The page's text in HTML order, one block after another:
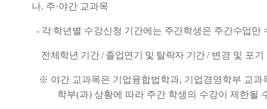
나. 주·야간 교과목
- 각 학년별 수강신청 기간에는 주간학생은 주간수업만
전체학년 기간/졸업연기 및 탈락자 기간/ 변경 및 포
※ 야간 교과목은 기업융합법학과, 기업경영학부 교과
학부(과) 상황에 따라 주간 학생의 수강이 제한될